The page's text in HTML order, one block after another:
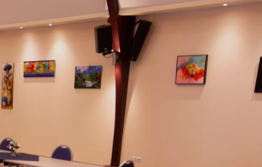
& Onbeperkt genieten
Veel van Vroeger
Gravel- en
mountainbikeroute
Negen uitgelichte
wandelroutes